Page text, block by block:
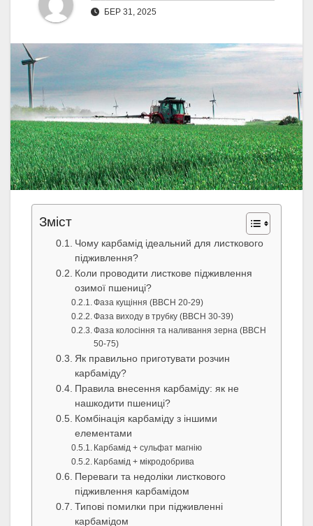
БЕР 31, 2025
Зміст
Чому карбамід ідеальний для листкового
підживлення?
Коли проводити листкове підживлення
озимої пшениці?
Фаза кущіння (ВВСН 20-29)
Фаза виходу в трубку (ВВСН 30-39)
Фаза колосіння та наливання зерна (ВВСН
50-75)
Як правильно приготувати розчин
карбаміду?
Правила внесення карбаміду: як не
нашкодити пшениці?
Комбінація карбаміду з іншими
елементами
Карбамід + сульфат магнію
Карбамід + мікродобрива
Переваги та недоліки листкового
підживлення карбамідом
Типові помилки при підживленні
карбамідом